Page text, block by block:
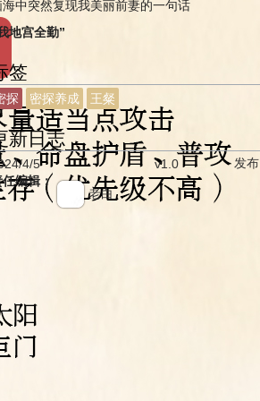
海中突然复现我美丽前妻的一句话
地宫全勤”
签
探 密探养成 王粲
新日志
4/5 v1.0
发布
任编辑：
老白